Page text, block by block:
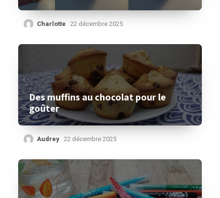
Charlotte 22 décembre 2025
Des muffins au chocolat pour le
goûter
Audrey 22 décembre 2025